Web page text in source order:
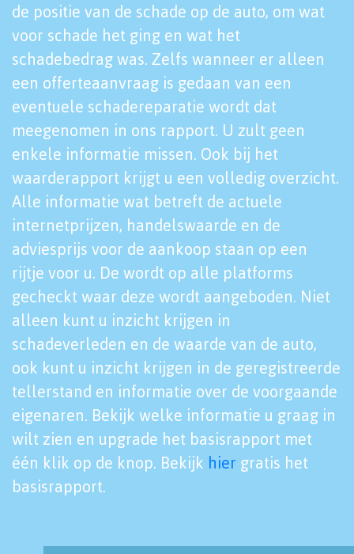
de positie van de schade op de auto, om wat
voor schade het ging en wat het
schadebedrag was. Zelfs wanneer er alleen
een offerteaanvraag is gedaan van een
eventuele schadereparatie wordt dat
meegenomen in ons rapport. U zult geen
enkele informatie missen. Ook bij het
waarderapport krijgt u een volledig overzicht.
Alle informatie wat betreft de actuele
internetprijzen, handelswaarde en de
adviesprijs voor de aankoop staan op een
rijtje voor u. De wordt op alle platforms
gecheckt waar deze wordt aangeboden. Niet
alleen kunt u inzicht krijgen in
schadeverleden en de waarde van de auto,
ook kunt u inzicht krijgen in de geregistreerde
tellerstand en informatie over de voorgaande
eigenaren. Bekijk welke informatie u graag in
wilt zien en upgrade het basisrapport met
één klik op de knop. Bekijk hier gratis het
basisrapport.